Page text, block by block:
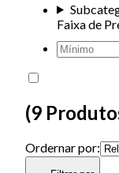
Faixa de
(9
Ordernar por: